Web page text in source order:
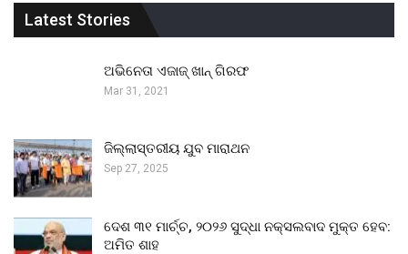
Latest Stories
ଅଭିନେତା ଏଜାଜ୍ ଖାନ୍ ଗିରଫ
Mar 31, 2021
ଜିଲ୍ଲାସ୍ତରୀୟ ଯୁବ ମାରାଥନ
Sep 27, 2025
ଦେଶ ୩୧ ମାର୍ଚ୍ଚ, ୨୦୨୬ ସୁଦ୍ଧା ନକ୍ସଲବାଦ ମୁକ୍ତ ହେବ:
ଅମିତ ଶାହ